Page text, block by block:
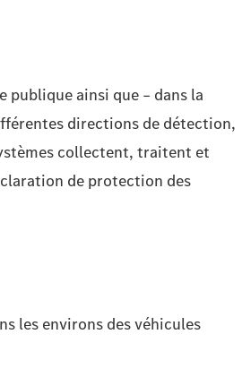
publique ainsi que – dans la
directions de détection,
collectent, traitent et
de protection des
les environs des véhicules